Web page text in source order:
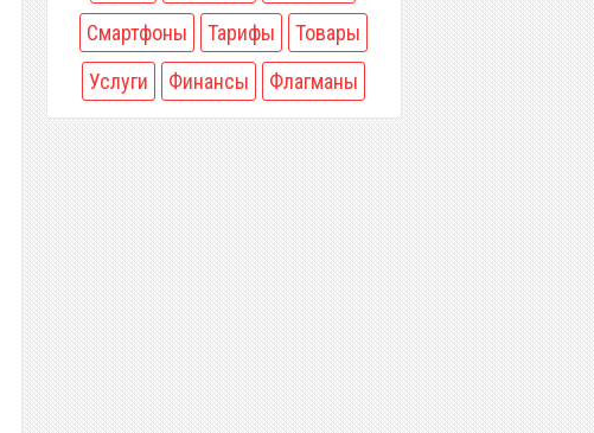
Смартфоны
Тарифы
Товары
Услуги
Финансы Флагманы